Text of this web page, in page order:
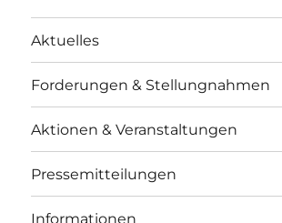
Aktuelles
Forderungen & Stellungnahmen
Aktionen & Veranstaltungen
Pressemitteilungen
Informationen